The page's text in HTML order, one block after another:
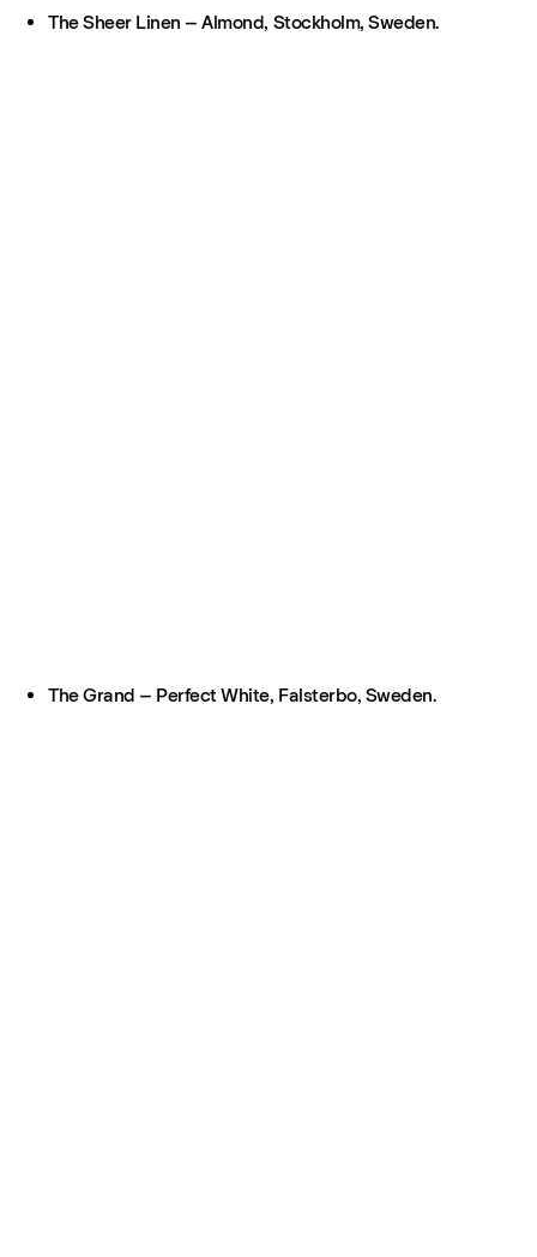
The Sheer Linen – Almond, Stockholm, Sweden.
The Grand – Perfect White, Falsterbo, Sweden.